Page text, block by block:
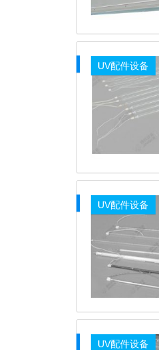
UV配件设备
UV配件设备
UV配件设备